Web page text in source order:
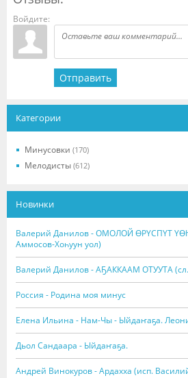
Войдите:
Отправить
Категории
Минусовки (170)
Мелодисты (612)
Новинки
Валерий Данилов - ОМОЛОЙ ӨРҮСПҮТ
Аммосов-Хоһуун уол)
Валерий Данилов - АҔАККААМ ОТУУТА
Россия - Родина моя минус
Елена Ильина - Нам-Чы - Ыйдаҥаҕа.
Дьол Сандаара - Ыйдаҥаҕа.
Андрей Винокуров - Ардахха (исп.